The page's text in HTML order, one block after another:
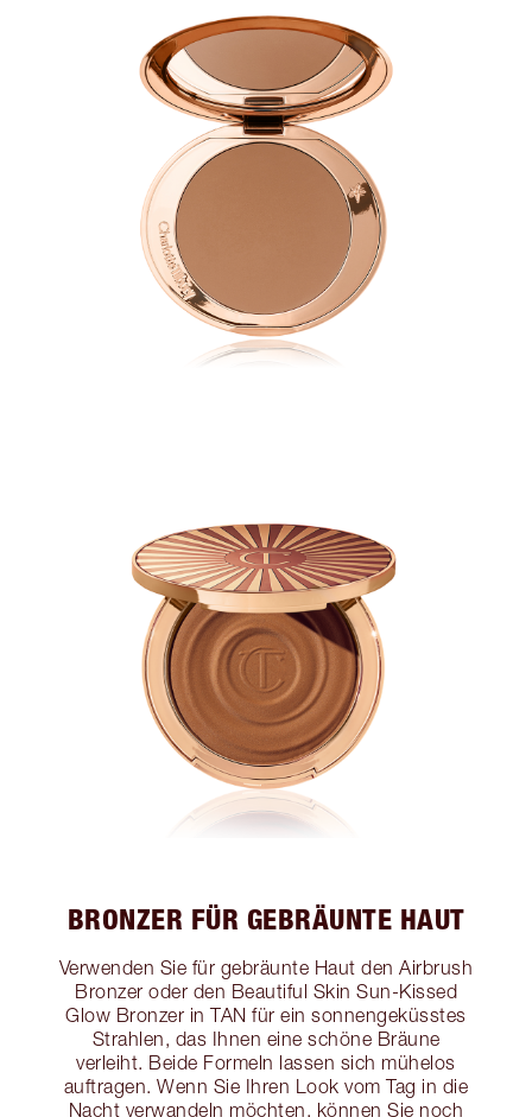
BRONZER FÜR GEBRÄUNTE HAUT
Verwenden Sie für gebräunte Haut den Airbrush
Bronzer oder den Beautiful Skin Sun-Kissed
Glow Bronzer in TAN für ein sonnengeküsstes
Strahlen, das Ihnen eine schöne Bräune
verleiht. Beide Formeln lassen sich mühelos
auftragen. Wenn Sie Ihren Look vom Tag in die
Nacht verwandeln möchten, können Sie noch